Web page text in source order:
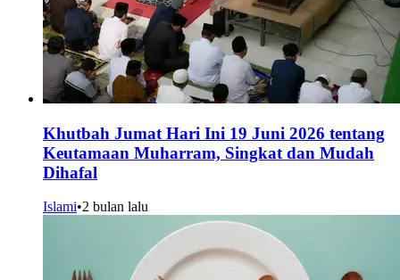
Khutbah Jumat Hari Ini 19 Juni 2026 tentang
Keutamaan Muharram, Singkat dan Mudah
Dihafal
Islami•2 bulan lalu